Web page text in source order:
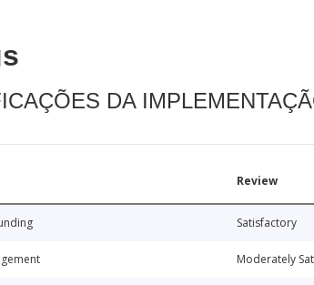
DA
Review
Satisfactory
Moderately